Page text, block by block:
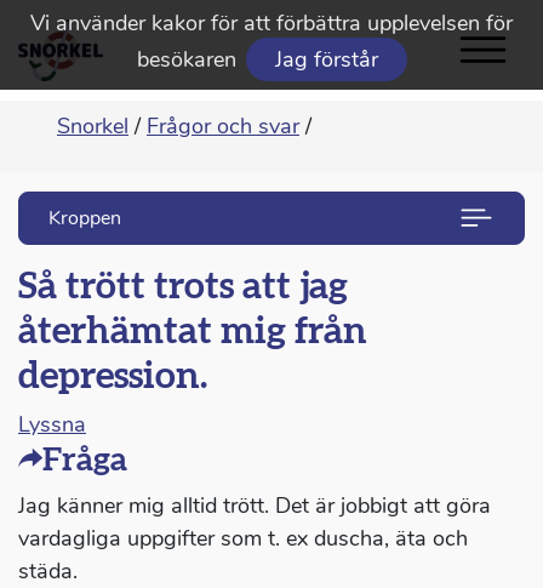
Vi använder kakor för att förbättra upplevelsen för
besökaren
Jag förstår
Snorkel / Frågor och svar /
Kroppen
Så trött trots att jag
återhämtat mig från
depression.
Lyssna
Fråga
Jag känner mig alltid trött. Det är jobbigt att göra
vardagliga uppgifter som t. ex duscha, äta och
städa.